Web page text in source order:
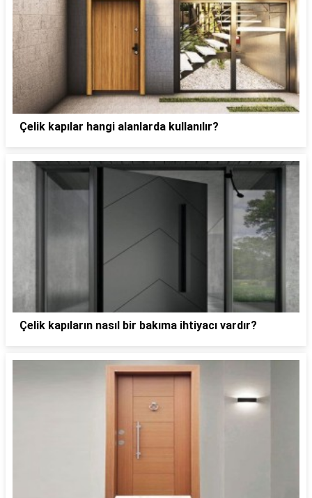
Çelik kapılar hangi alanlarda kullanılır?
Çelik kapıların nasıl bir bakıma ihtiyacı vardır?